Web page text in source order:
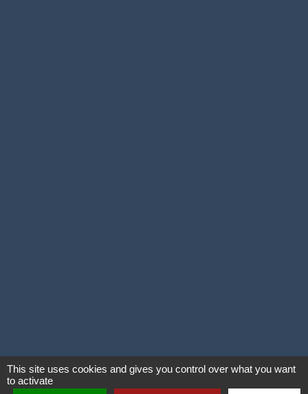
This site uses cookies and gives you control over what you want
to activate